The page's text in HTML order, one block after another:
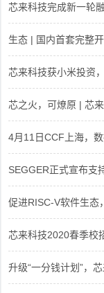
芯来科技完成新一轮
生态 | 国内首套完整
芯来科技获小米投资
芯之火，可燎原 | 芯
4月11日CCF上海，
SEGGER正式宣布支
促进RISC-V软件生态
芯来科技2020春季校
升级“一分钱计划”，